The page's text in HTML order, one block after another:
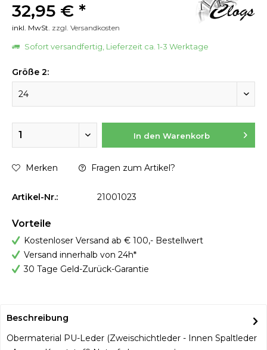
32,95 € *
inkl. MwSt. zzgl. Versandkosten
Sofort versandfertig, Lieferzeit ca. 1-3 Werktage
Größe 2:
In den Warenkorb
Merken Fragen zum Artikel?
Artikel-Nr.: 21001023
Vorteile
Kostenloser Versand ab € 100,- Bestellwert
Versand innerhalb von 24h*
30 Tage Geld-Zurück-Garantie
Beschreibung
Obermaterial PU-Leder (Zweischichtleder - Innen Spaltleder